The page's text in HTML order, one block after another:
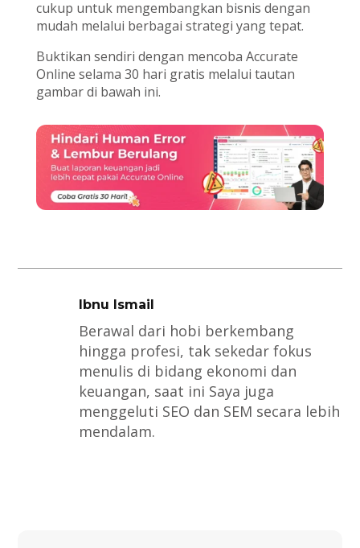
cukup untuk mengembangkan bisnis dengan
mudah melalui berbagai strategi yang tepat.
Buktikan sendiri dengan mencoba Accurate
Online selama 30 hari gratis melalui tautan
gambar di bawah ini.
Ibnu Ismail
Berawal dari hobi berkembang
hingga profesi, tak sekedar fokus
menulis di bidang ekonomi dan
keuangan, saat ini Saya juga
menggeluti SEO dan SEM secara lebih
mendalam.